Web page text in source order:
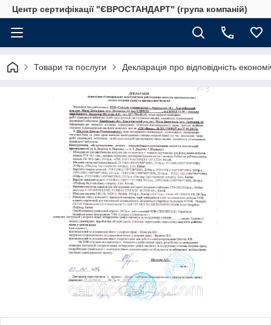
Центр сертифікації "ЄВРОСТАНДАРТ" (група компаній)
Товари та послуги Декларація про відповідність